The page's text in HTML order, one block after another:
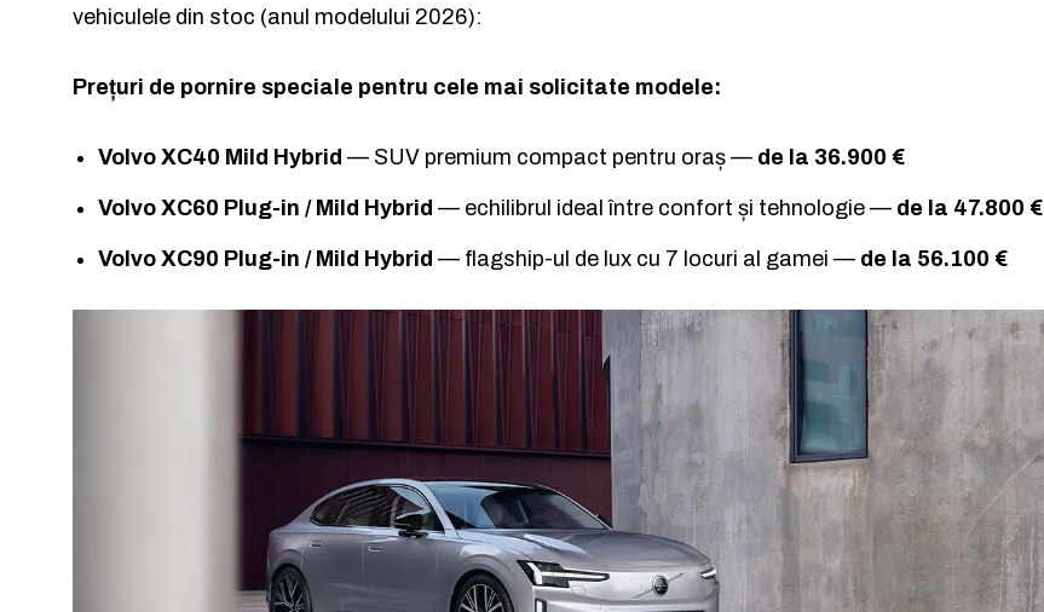
vehiculele din stoc (anul modelului 2026):
Prețuri de pornire speciale pentru cele mai solicitate modele:
Volvo XC40 Mild Hybrid — SUV premium compact pentru oraș — de la 36.900 €
Volvo XC60 Plug-in / Mild Hybrid — echilibrul ideal între confort și tehnologie — de la 47.800 €
Volvo XC90 Plug-in / Mild Hybrid — flagship-ul de lux cu 7 locuri al gamei — de la 56.100 €